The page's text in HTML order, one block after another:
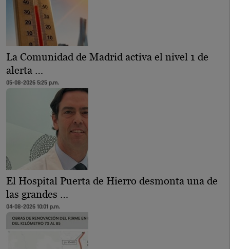
La Comunidad de Madrid activa el nivel 1 de
alerta …
05-08-2026 5:25 p.m.
El Hospital Puerta de Hierro desmonta una de
las grandes …
04-08-2026 10:01 p.m.